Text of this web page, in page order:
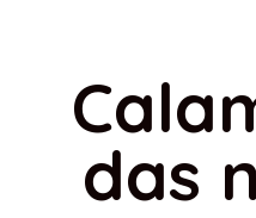
das